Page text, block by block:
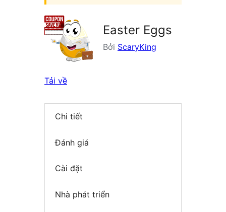
Easter Eggs
Bởi ScaryKing
Tải về
Chi tiết
Đánh giá
Cài đặt
Nhà phát triển